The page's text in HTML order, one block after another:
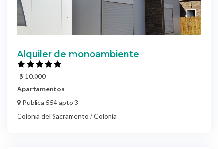
Alquiler de monoambiente
$ 10.000
Apartamentos
Publica 554 apto 3
Colonia del Sacramento / Colonia